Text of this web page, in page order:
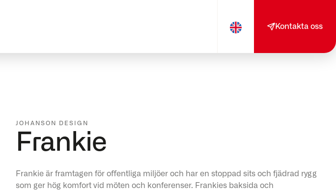
Kontakta oss
JOHANSON DESIGN
Frankie
Frankie är framtagen för oﬀentliga miljöer och har en stoppad sits och fjädrad rygg
som ger hög komfort vid möten och konferenser. Frankies baksida och